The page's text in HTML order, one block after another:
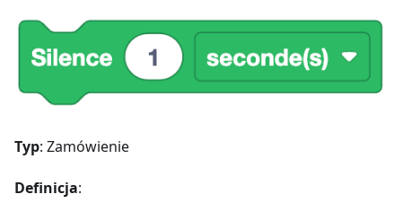
Typ: Zamówienie
Definicja: